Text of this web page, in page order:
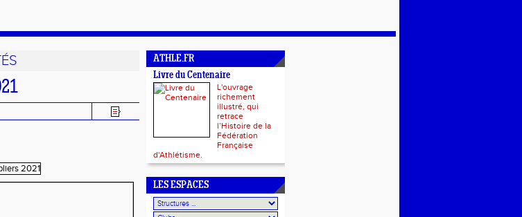
ATHLE.FR
Livre du Centenaire
L'ouvrage
richement
illustré, qui
retrace
l’Histoire de la
Fédération
Française
d'Athlétisme.
LES ESPACES